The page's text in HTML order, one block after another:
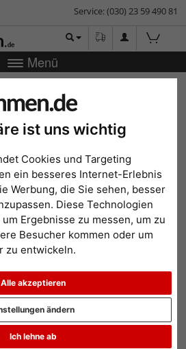
ist uns wichtig
Cookies und Targeting
ein besseres Internet-Erlebnis
Werbung, die Sie sehen, besser
Diese Technologien
Ergebnisse zu messen, um zu
Besucher kommen oder um
zu entwickeln.
Alle akzeptieren
Ich lehne ab
ändern
Service: (030) 23 59 490 81
Menü
aus Kunststoff
6
Preis absteigend